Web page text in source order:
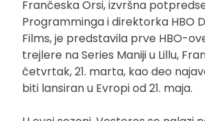
Frančeska Orsi, izvršna
Programminga i direktorka HBO
Films, je predstavila prve HBO-
trejlere na Series Maniji u Lillu,
četvrtak, 21. marta, kao deo
biti lansiran u Evropi od 21. maja.